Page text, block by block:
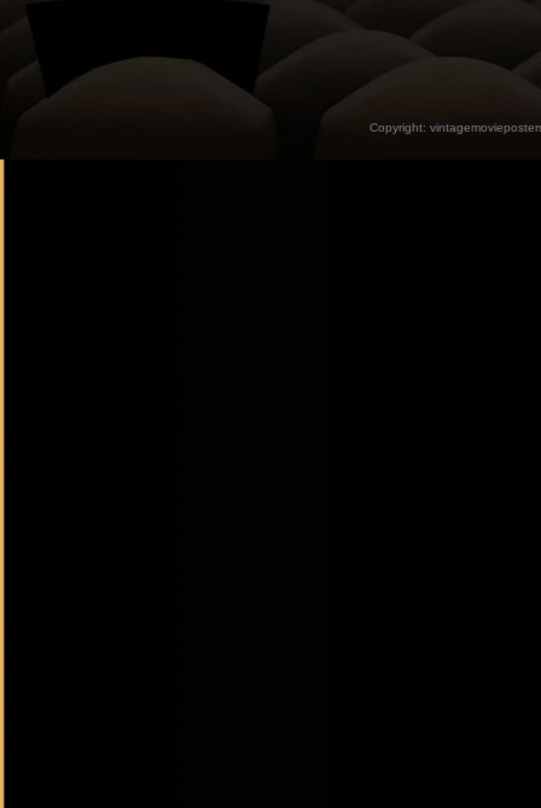
Copyright: